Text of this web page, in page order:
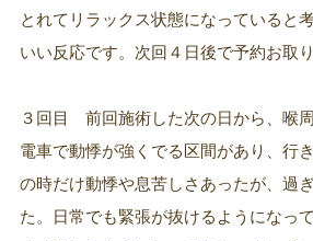
とれてリラックス状態になっていると
いい反応です。次回４日後で予約お取り
３回目 前回施術した次の日から、喉周
電車で動悸が強くでる区間があり、行
の時だけ動悸や息苦しさあったが、過
た。日常でも緊張が抜けるようになっ